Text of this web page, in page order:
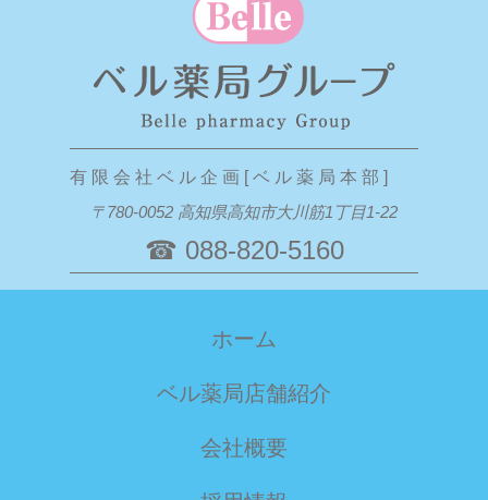
有 限 会 社 ベ ル 企 画 [ ベ ル 薬 局 本 部 ]
〒780-0052 高知県高知市大川筋1丁目1-22
☎ 088-820-5160
ホーム
ベル薬局店舗紹介
会社概要